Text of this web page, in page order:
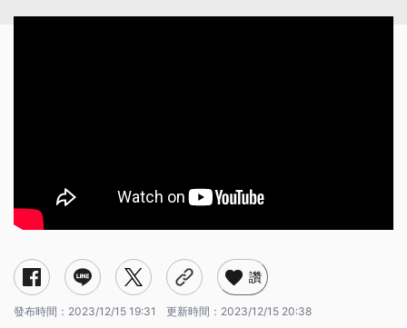
讚
發布時間： 2023/12/15 19:31 更新時間： 2023/12/15 20:38